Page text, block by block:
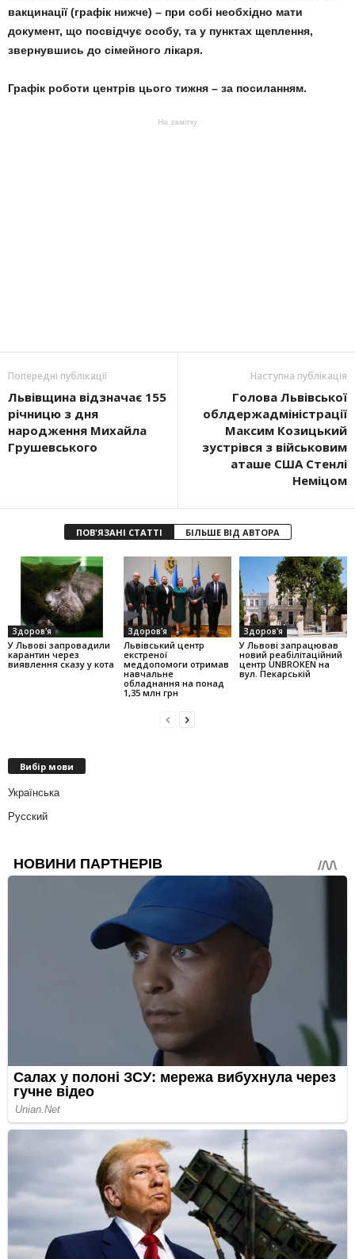
вакцинації (графік нижче) – при собі необхідно мати
документ, що посвідчує особу, та у пунктах щеплення,
звернувшись до сімейного лікаря.
Графік роботи центрів цього тижня – за посиланням.
На замітку
Попередні публікації
Львівщина відзначає 155
річницю з дня
народження Михайла
Грушевського
Наступна публікація
Голова Львівської
облдержадміністрації
Максим Козицький
зустрівся з військовим
аташе США Стенлі
Неміцом
ПОВ'ЯЗАНІ СТАТТІ БІЛЬШЕ ВІД АВТОРА
Здоров'я
У Львові запровадили
карантин через
виявлення сказу у кота
Здоров'я
Львівський центр
екстреної
меддопомоги отримав
навчальне
обладнання на понад
1,35 млн грн
Здоров'я
У Львові запрацював
новий реабілітаційний
центр UNBROKEN на
вул. Пекарській
Вибір мови
Українська
Русский